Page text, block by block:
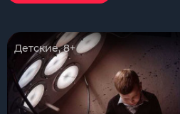
Детские, 8+